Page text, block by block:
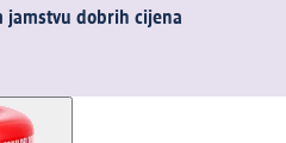
jamstvu dobrih cijena